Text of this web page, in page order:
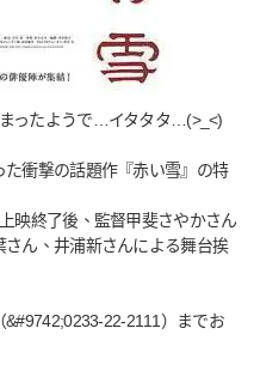
ったようで…イタタタ…(>_<)
衝撃の話題作『赤い雪』の特
映終了後、監督甲斐さやかさん
ん、井浦新さんによる舞台挨
22-2111）までお